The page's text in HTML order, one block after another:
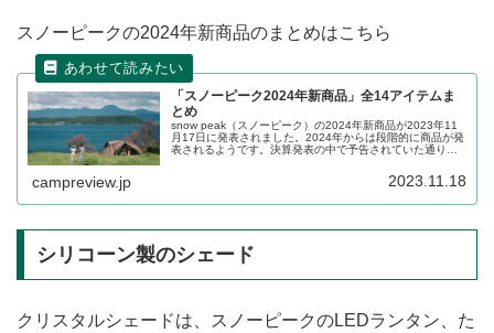
スノーピークの2024年新商品のまとめはこちら
「スノーピーク2024年新商品」全14アイテムま
とめ
snow peak（スノーピーク）の2024年新商品が2023年11
月17日に発表されました。2024年からは段階的に商品が発
表されるようです。決算発表の中で予告されていた通り、
campreview.jp 2023.11.18
シリコーン製のシェード
クリスタルシェードは、スノーピークのLEDランタン、た